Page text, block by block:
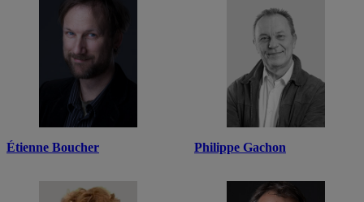
Étienne Boucher Philippe Gachon